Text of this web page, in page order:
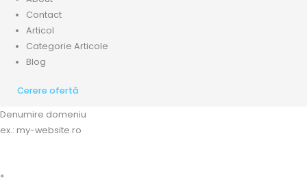
Contact
Articol
Categorie Articole
Blog
Cerere ofertă
Denumire domeniu
ex.: my-website.ro
*